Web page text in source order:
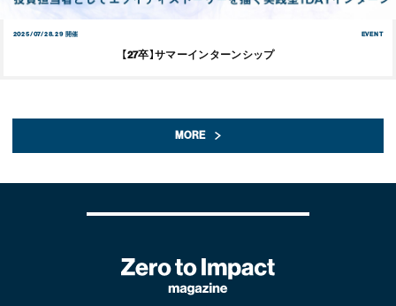
2025/07/28.29 開催 EVENT
【27卒】サマーインターンシップ
MORE